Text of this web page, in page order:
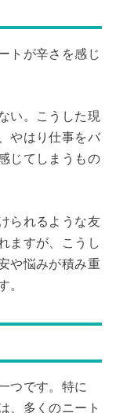
トが辛さを感じ
い。こうした現
やはり仕事をバ
じてしまうもの
られるような友
ますが、こうし
や悩みが積み重
。
つです。特に
、多くのニート